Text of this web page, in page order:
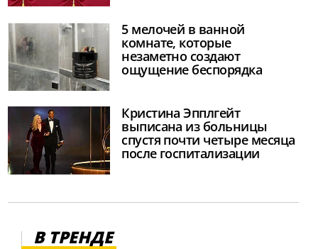
5 мелочей в ванной
комнате, которые
незаметно создают
ощущение беспорядка
Кристина Эпплгейт
выписана из больницы
спустя почти четыре месяца
после госпитализации
В ТРЕНДЕ